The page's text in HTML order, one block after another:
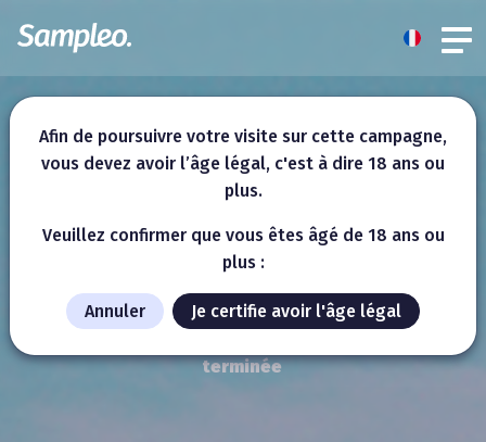
terminée
Afin de poursuivre votre visite sur cette campagne,
vous devez avoir l’âge légal, c'est à dire 18 ans ou
plus.
Veuillez confirmer que vous êtes âgé de 18 ans ou
plus :
Annuler Je certifie avoir l'âge légal